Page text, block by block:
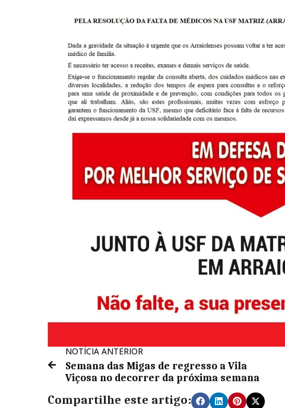
NOTÍCIA ANTERIOR
Semana das Migas de regresso a Vila
Viçosa no decorrer da próxima semana
Compartilhe este artigo: